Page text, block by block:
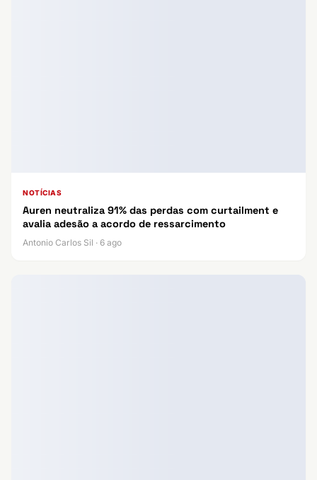
NOTÍCIAS
Auren neutraliza 91% das perdas com curtailment e
avalia adesão a acordo de ressarcimento
Antonio Carlos Sil · 6 ago